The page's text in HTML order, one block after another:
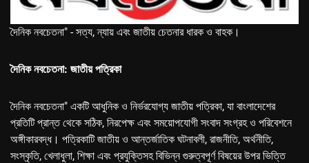
দৈনিক নবচেতনা" - সত্য, ন্যায় এবং জাতীয় চেতনার ধারক ও বাহক।
দৈনিক নবচেতনা: জাতীয় পত্রিকা
দৈনিক নবচেতনা" একটি আধুনিক ও নির্ভরযোগ্য জাতীয় পত্রিকা, যা বাংলাদেশের
প্রতিটি প্রান্ত থেকে সঠিক, নিরপেক্ষ এবং সময়োপযোগী সংবাদ সংগ্রহ ও পরিবেশনে
অঙ্গীকারবদ্ধ। পত্রিকাটি জাতীয় ও আন্তর্জাতিক ঘটনাবলী, রাজনীতি, অর্থনীতি,
সংস্কৃতি, খেলাধুলা, শিক্ষা এবং প্রযুক্তিসহ বিভিন্ন গুরুত্বপূর্ণ বিষয়ের উপর ভিত্তি